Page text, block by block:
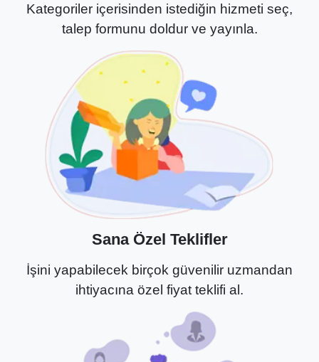
Kategoriler içerisinden istediğin hizmeti seç,
talep formunu doldur ve yayınla.
Sana Özel Teklifler
İşini yapabilecek birçok güvenilir uzmandan
ihtiyacına özel fiyat teklifi al.